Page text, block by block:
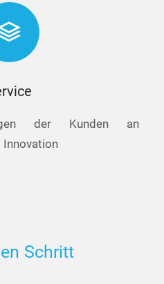
der Kunden an
Innovation
Schritt